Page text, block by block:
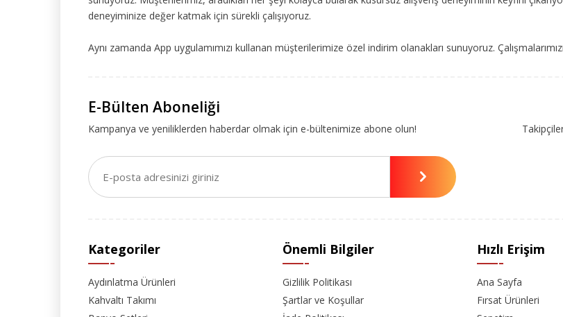
deneyiminize değer katmak için sürekli çalışıyoruz.
Aynı zamanda App uygulamımızı kullanan müşterilerimize özel indirim olanakları sunuyoruz.
E-Bülten Aboneliği
Kampanya ve yeniliklerden haberdar olmak için e-bültenimize abone olun!
Kategoriler
Aydınlatma Ürünleri
Kahvaltı Takımı
Önemli Bilgiler
Gizlilik Politikası
Şartlar ve Koşullar
Hızlı Erişim
Ana Sayfa
Fırsat Ürünleri